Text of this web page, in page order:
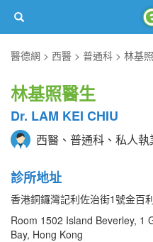
醫德網
西醫 普通科 林基
林基照醫生
Dr. LAM KEI CHIU
西醫、普通科、私人執
診所地址
香港銅鑼灣記利佐治街1號金百
Room 1502 Island Beverley, 1
Bay, Hong Kong